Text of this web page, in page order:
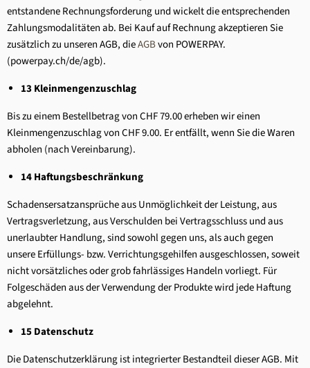
entstandene Rechnungsforderung und wickelt die entsprechenden
Zahlungsmodalitäten ab. Bei Kauf auf Rechnung akzeptieren Sie
zusätzlich zu unseren AGB, dieAGBvon POWERPAY.
(powerpay.ch/de/agb).
13 Kleinmengenzuschlag
Bis zu einem Bestellbetrag von CHF 79.00 erheben wir einen
Kleinmengenzuschlag von CHF 9.00. Er entfällt, wenn Sie die Waren
abholen (nach Vereinbarung).
14 Haftungsbeschränkung
Schadensersatzansprüche aus Unmöglichkeit der Leistung, aus
Vertragsverletzung, aus Verschulden bei Vertragsschluss und aus
unerlaubter Handlung, sind sowohl gegen uns, als auch gegen
unsere Erfüllungs- bzw. Verrichtungsgehilfen ausgeschlossen, soweit
nicht vorsätzliches oder grob fahrlässiges Handeln vorliegt. Für
Folgeschäden aus der Verwendung der Produkte wird jede Haftung
abgelehnt.
15 Datenschutz
Die Datenschutzerklärung ist integrierter Bestandteil dieser AGB. Mit